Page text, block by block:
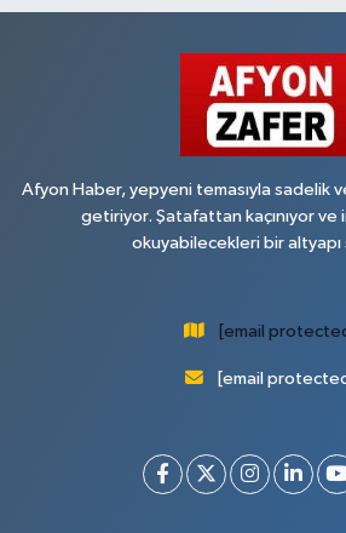
Afyon Haber, yepyeni temasıyla sadelik
getiriyor. Şatafattan kaçınıyor ve
okuyabilecekleri bir altyapı
[email
[email